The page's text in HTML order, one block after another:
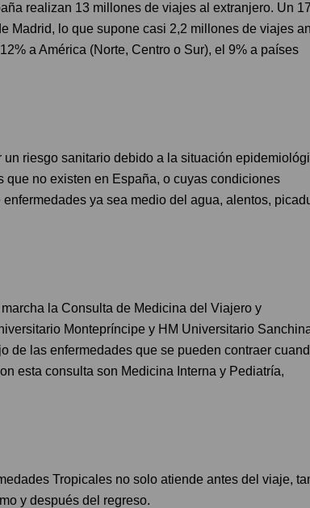
realizan 13 millones de viajes al extranjero. Un
Madrid, lo que supone casi 2,2 millones de viajes
a América (Norte, Centro o Sur), el 9% a países
riesgo sanitario debido a la situación
no existen en España, o cuyas condiciones
ya sea medio del agua, alentos,
la Consulta de Medicina del Viajero y
Montepríncipe y HM Universitario
de las enfermedades que se pueden contraer
esta consulta son Medicina Interna y Pediatría,
Tropicales no solo atiende antes del viaje,
y después del regreso.